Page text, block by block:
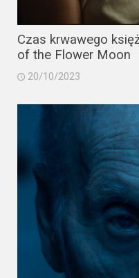
Netflix
Sky
Showtime
2022
2021
2020
2019
Czas krwawego
of the Flower Moon
20/10/2023